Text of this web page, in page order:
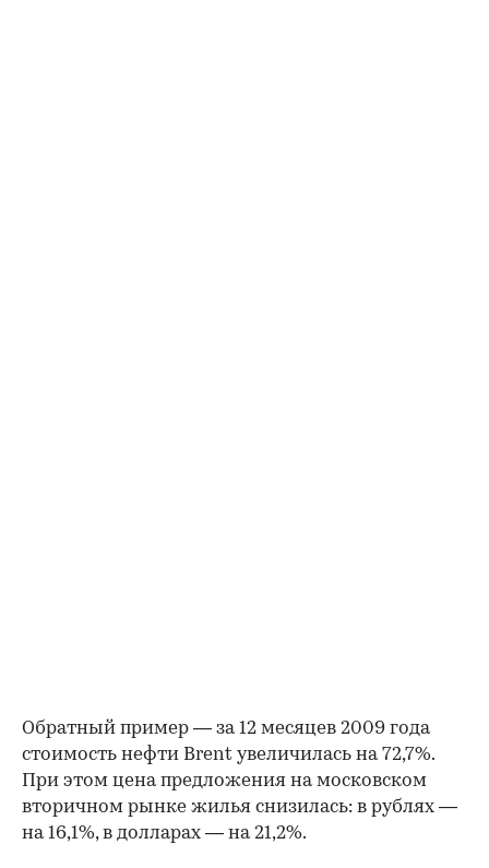
Обратный пример — за 12 месяцев 2009 года
стоимость нефти Brent увеличилась на 72,7%.
При этом цена предложения на московском
вторичном рынке жилья снизилась: в рублях —
на 16,1%, в долларах — на 21,2%.